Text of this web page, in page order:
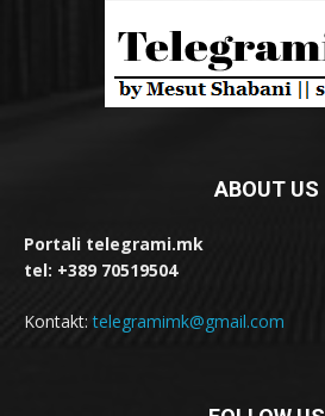
ABOUT US
Portali telegrami.mk
tel: +389 70519504
Kontakt:telegramimk@gmail.com